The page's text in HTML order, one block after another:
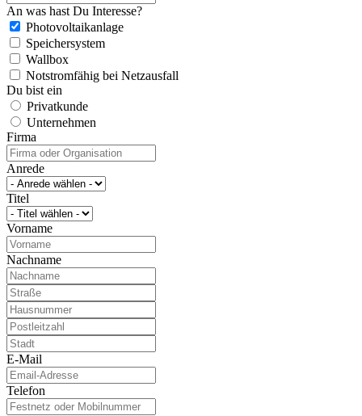
An was hast Du Interesse?
Photovoltaikanlage
Speichersystem
Wallbox
Notstromfähig bei Netzausfall
Du bist ein
Privatkunde
Unternehmen
Firma
Anrede
Titel
Vorname
Nachname
E-Mail
Telefon